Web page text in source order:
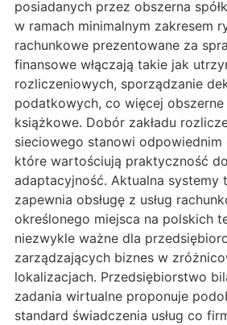
posiadanych przez obszerna
w ramach minimalnym zakresem
rachunkowe prezentowane za
finansowe włączają takie jak
rozliczeniowych, sporządzanie
podatkowych, co więcej
książkowe. Dobór zakładu
sieciowego stanowi odpowiednim
które wartościują praktyczność
adaptacyjność. Aktualna systemy
zapewnia obsługę z usług
określonego miejsca na polskich
niezwykle ważne dla
zarządzających biznes w
lokalizacjach. Przedsiębiorstwo
zadania wirtualne proponuje
standard świadczenia usług co